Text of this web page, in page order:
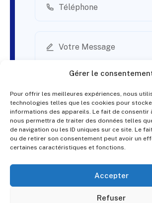
Gérer le
Pour offrir les meilleures expériences, nous
technologies telles que les cookies pour
informations des appareils. Le fait de consentir
nous permettra de traiter des données telles
de navigation ou les ID uniques sur ce site. Le
ou de retirer son consentement peut avoir un
certaines caractéristiques et fonctions.
Accepter
Refuser